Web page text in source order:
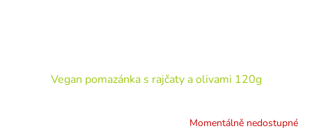
Vegan pomazánka s rajčaty a olivami 120g
Momentálně nedostupné